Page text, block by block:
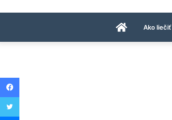
ÚvodnáAko liečiť
Facebook
Twitter
Messenger